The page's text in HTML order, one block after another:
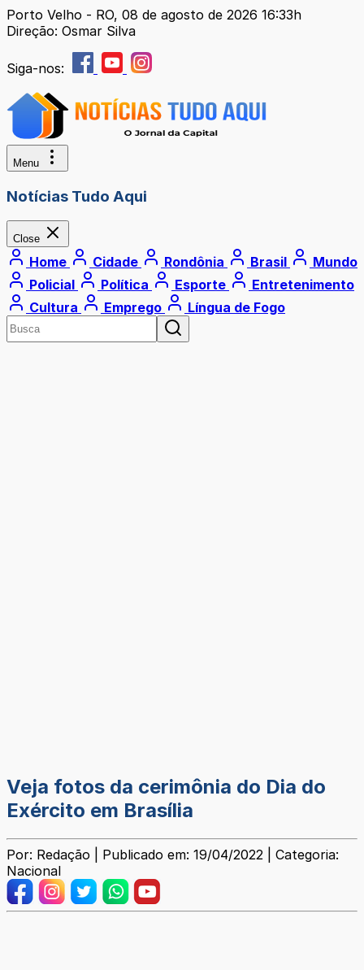
Porto Velho - RO, 08 de agosto de 2026 16:33h
Direção: Osmar Silva
Siga-nos:
Menu
Notícias Tudo Aqui
Close
Home Cidade Rondônia Brasil
Mundo
Policial
Política Esporte
Entretenimento
Cultura
Emprego Língua de Fogo
Veja fotos da cerimônia do Dia do
Exército em Brasília
Por: Redação | Publicado em: 19/04/2022 | Categoria:
Nacional